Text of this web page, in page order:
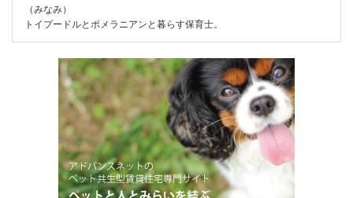
（みなみ）
トイプードルとポメラニアンと暮らす保育士。